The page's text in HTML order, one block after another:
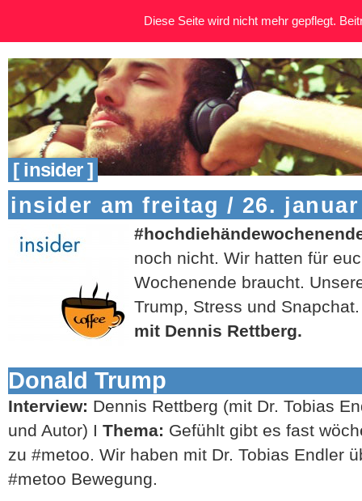
[ insider ]
insider am freitag / 26. januar
noch nicht. Wir hatten für
Wochenende braucht.
Trump, Stress und
mit Dennis Rettberg.
Donald Trump
Interview: Dennis Rettberg (mit Dr. Tobias
und Autor) I Thema: Gefühlt gibt es fast
zu #metoo. Wir haben mit Dr. Tobias Endler
#metoo Bewegung.
Diese Seite wird nicht mehr gepflegt.